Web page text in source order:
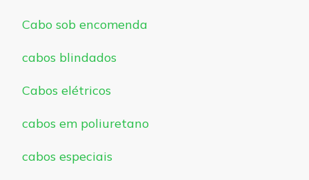
Cabo sob encomenda
cabos blindados
Cabos elétricos
cabos em poliuretano
cabos especiais